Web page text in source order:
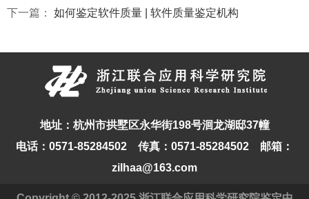
下一篇： 如何鉴定软件质量 | 软件质量鉴定机构
地址：杭州市拱墅区永华街198号洄龙湖邸37幢
电话：0571-85284502 传真：0571-85284502 邮箱：
zilhaa@163.com